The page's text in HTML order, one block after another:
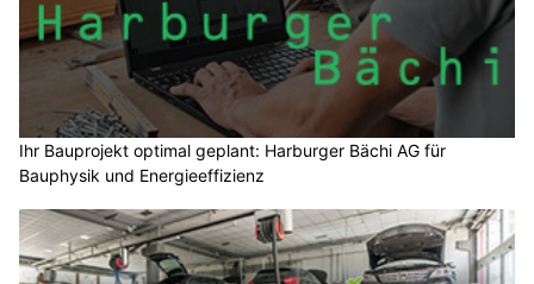
Ihr Bauprojekt optimal geplant: Harburger Bächi AG für
Bauphysik und Energieeffizienz